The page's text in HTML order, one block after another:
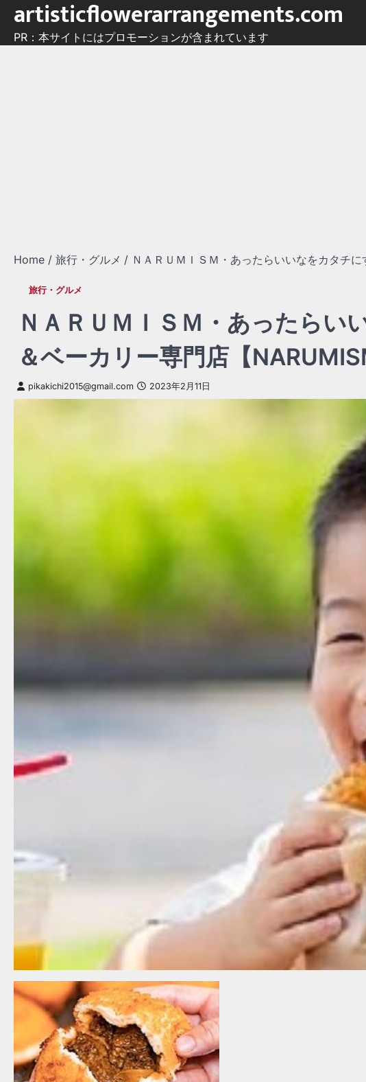
Skip
content
artisticflowerarrangements.com
PR：本サイトにはプロモーションが含まれています
Home 旅行・グルメ ＮＡＲＵＭＩＳＭ・あったらいいなをカタチ
旅行・グルメ
ＮＡＲＵＭＩＳＭ・あったらい
＆ベーカリー専門店【
pikakichi2015@gmail.com 2023年2月11日